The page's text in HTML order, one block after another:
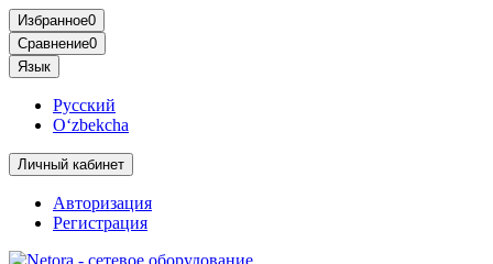
Избранное0
Сравнение0
Язык
Русский
O‘zbekcha
Личный кабинет
Авторизация
Регистрация